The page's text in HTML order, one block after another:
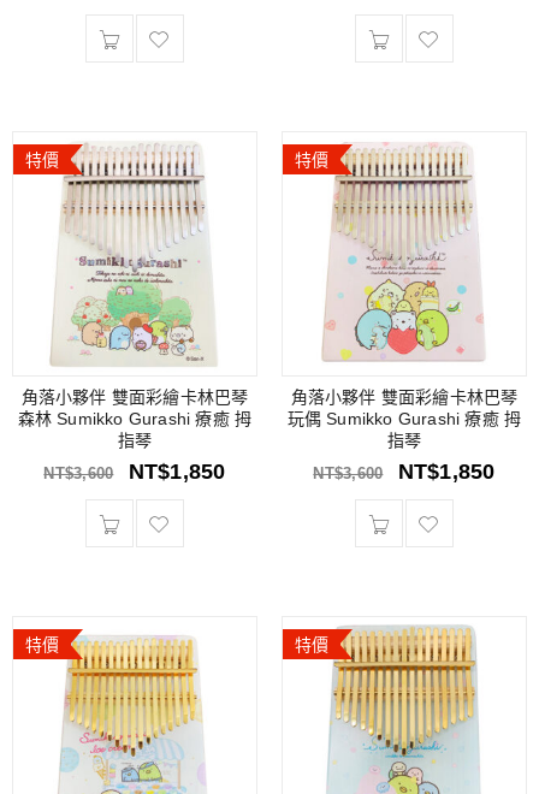
特價
角落小夥伴 雙面彩繪卡林巴琴
森林 Sumikko Gurashi 療癒 拇
指琴
NT$3,600 NT$1,850
特價
角落小夥伴 雙面彩繪卡林巴琴
玩偶 Sumikko Gurashi 療癒 拇
指琴
NT$3,600 NT$1,850
特價 特價